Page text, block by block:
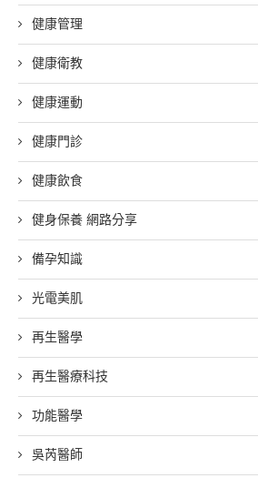
健康管理
健康衛教
健康運動
健康門診
健康飲食
健身保養 網路分享
備孕知識
光電美肌
再生醫學
再生醫療科技
功能醫學
吳芮醫師